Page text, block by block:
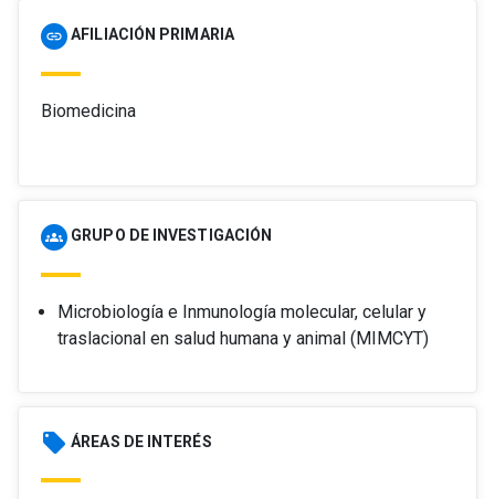
link AFILIACIÓN PRIMARIA
Biomedicina
groups GRUPO DE INVESTIGACIÓN
Microbiología e Inmunología molecular, celular y
traslacional en salud humana y animal (MIMCYT)
local_offer ÁREAS DE INTERÉS